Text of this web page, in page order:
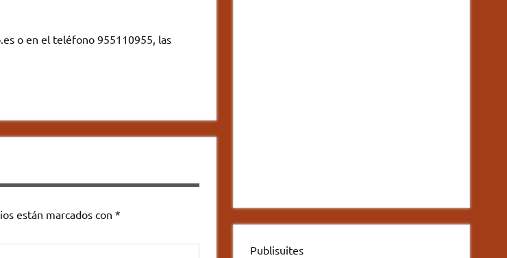
o en el teléfono 955110955, las
están marcados con *
Publisuites